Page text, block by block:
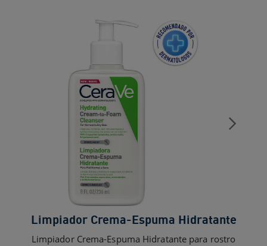
Limpiador Crema-Espuma Hidratante
Limpiador Crema-Espuma Hidratante para rostro